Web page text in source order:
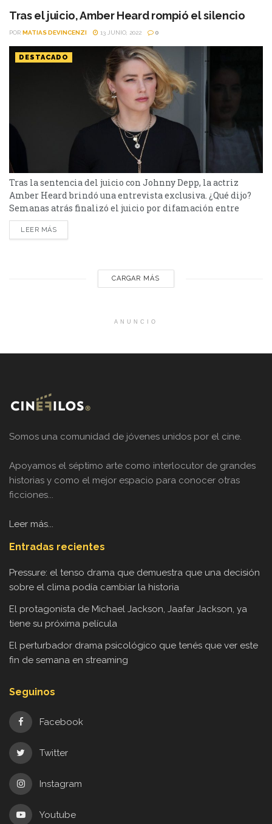
momentos inéditos del...
Tras el juicio, Amber Heard rompió el silencio
POR MATIAS DEVINCENZI 13 JUNIO, 2022 0
DESTACADO
Tras la sentencia del juicio con Johnny Depp, la actriz
Amber Heard brindó una entrevista exclusiva. ¿Qué dijo?
Semanas atrás finalizó el juicio por difamación entre
Amber Heard y Johnny Depp. El jurado resolvió que la
actriz tendrá que pagar 15 millones al actor (10 millones
LEER MÁS
CARGAR MÁS
ANUNCIO
Somos una comunidad de jóvenes unidos por el cine.
Apoyamos el séptimo arte como interlocutor de grandes
historias y como el mejor espacio para conocer otras
ficciones...
Leer más...
Entradas recientes
Pressure: el tenso drama que demuestra que una decisión
sobre el clima podía cambiar la historia
El protagonista de Michael Jackson, Jaafar Jackson, ya
tiene su próxima película
El perturbador drama psicológico que tenés que ver este
fin de semana en streaming
Seguinos
Facebook
Twitter
Instagram
Youtube